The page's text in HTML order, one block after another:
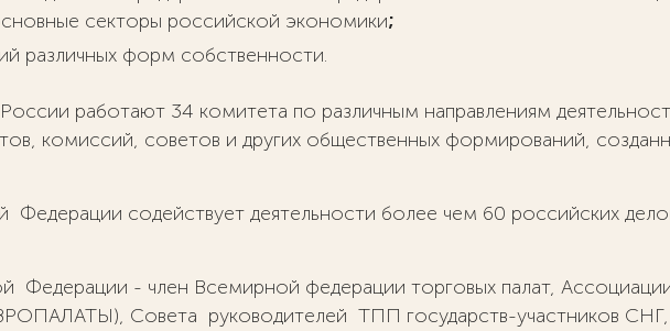
секторы российской экономики;
различных форм собственности.
работают 34 комитета по различным направлениям
комиссий, советов и других общественных формирований,
содействует деятельности более чем 60 российских
- член Всемирной федерации торговых палат,
Совета руководителей ТПП государств-участников